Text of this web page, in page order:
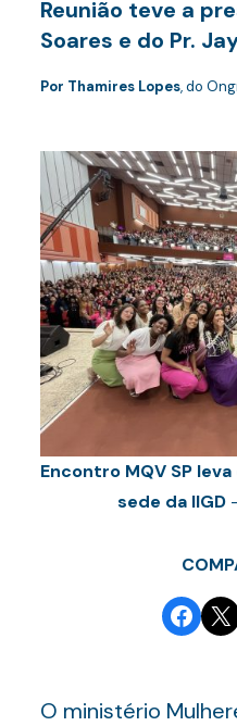
Reunião teve a
Soares e do Pr.
Por Thamires Lopes, do
Encontro MQV SP
sede da IIGD
Share on
Email
O ministério